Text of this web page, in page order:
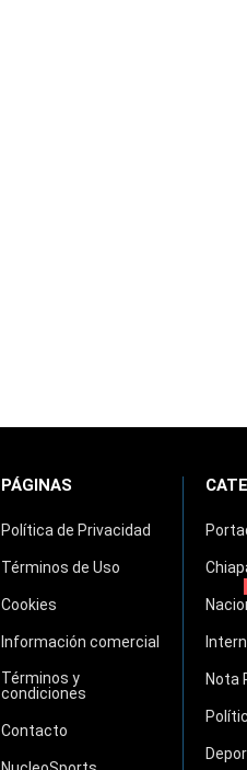
PÁGINAS
Política de Privacidad
Términos de Uso
Cookies
Información comercial
Términos y
condiciones
Contacto
Nota